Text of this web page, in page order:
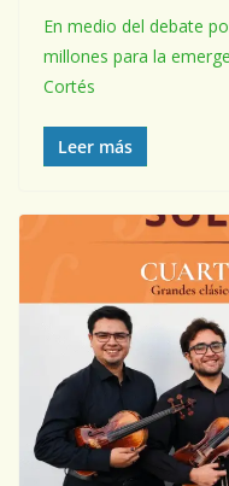
En medio del debate
millones para la
Cortés
Leer más